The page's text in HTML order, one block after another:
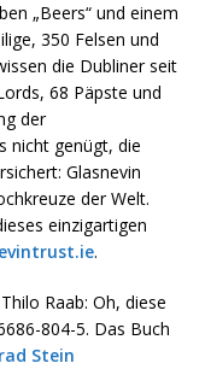
„Beers“ und einem
350 Felsen und
die Dubliner seit
68 Päpste und
der
nicht genügt, die
Glasnevin
der Welt.
einzigartigen
.
Raab: Oh, diese
804-5. Das Buch
Stein